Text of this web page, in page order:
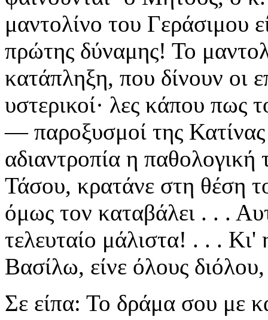
μαντολίνο του Γεράσιμου
πρώτης δύναμης! Το
κατάπληξη, που δίνουν οι
υστερικοί· λες κάπου πως
— παροξυσμοί της Κατίνας
αδιαντροπία η
Τάσου, κρατάνε στη θέση
όμως τον καταβάλει . . .
τελευταίο μάλιστα! . . .
Βασίλω, είνε όλους
Σε είπα: Το δράμα σου με